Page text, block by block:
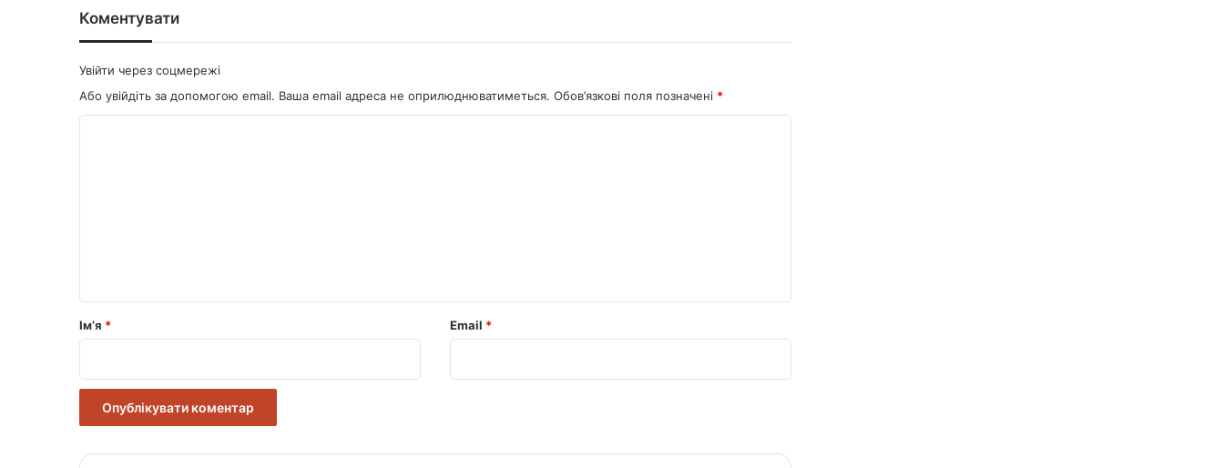
Коментувати
Увійти через соцмережі
Або увійдіть за допомогою email. Ваша email адреса не оприлюднюватиметься. Обов’язкові поля позначені *
рІм’я * Email *